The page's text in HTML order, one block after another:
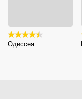
Одиссея